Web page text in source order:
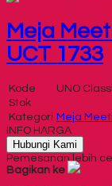
Meja
UCT 1733
Kode
UNO
Stok
Kategori Meja
INFO HARGA
Hubungi Kami
Pemesanan lebih
Bagikan ke